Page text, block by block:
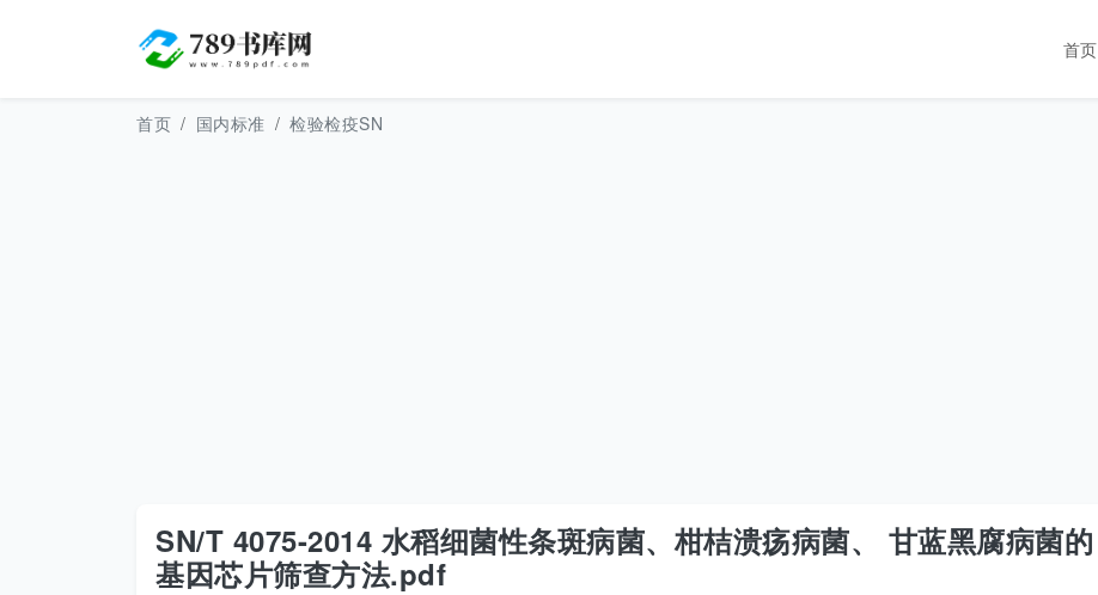
首页
首页 国内标准 检验检疫SN
SN/T 4075-2014 水稻细菌性条斑病菌、柑桔溃疡病菌、 甘蓝黑腐病菌的
基因芯片筛查方法.pdf